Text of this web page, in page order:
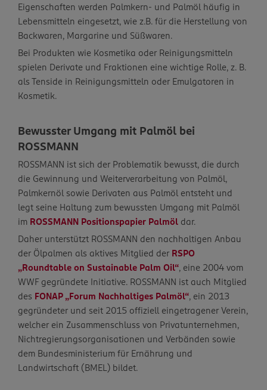
Eigenschaften werden Palmkern- und Palmöl häufig in
Lebensmitteln eingesetzt, wie z.B. für die Herstellung von
Backwaren, Margarine und Süßwaren.
Bei Produkten wie Kosmetika oder Reinigungsmitteln
spielen Derivate und Fraktionen eine wichtige Rolle, z. B.
als Tenside in Reinigungsmitteln oder Emulgatoren in
Kosmetik.
Bewusster Umgang mit Palmöl bei
ROSSMANN
ROSSMANN ist sich der Problematik bewusst, die durch
die Gewinnung und Weiterverarbeitung von Palmöl,
Palmkernöl sowie Derivaten aus Palmöl entsteht und
legt seine Haltung zum bewussten Umgang mit Palmöl
im ROSSMANN Positionspapier Palmöl dar.
Daher unterstützt ROSSMANN den nachhaltigen Anbau
der Ölpalmen als aktives Mitglied der RSPO
„Roundtable on Sustainable Palm Oil“, eine 2004 vom
WWF gegründete Initiative. ROSSMANN ist auch Mitglied
des FONAP „Forum Nachhaltiges Palmöl“, ein 2013
gegründeter und seit 2015 offiziell eingetragener Verein,
welcher ein Zusammenschluss von Privatunternehmen,
Nichtregierungsorganisationen und Verbänden sowie
dem Bundesministerium für Ernährung und
Landwirtschaft (BMEL) bildet.